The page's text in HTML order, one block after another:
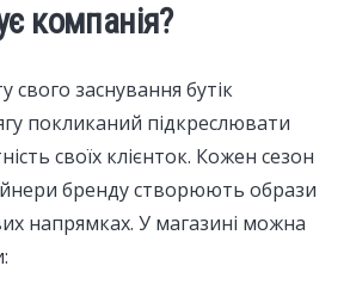
компанія?
свого заснування бутік
покликаний підкреслювати
своїх клієнток. Кожен сезон
бренду створюють образи
напрямках. У магазині можна